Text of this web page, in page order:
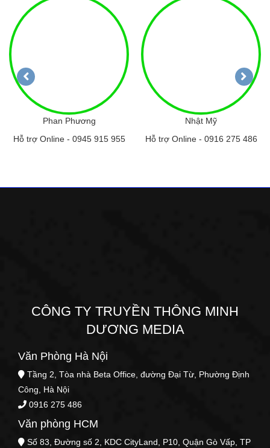
Phan Phương
Hỗ trợ Online - 0945 915 955
Nhật Mỹ
Hỗ trợ Online - 0916 275 486
CÔNG TY TRUYỀN THÔNG MINH
DƯƠNG MEDIA
Văn Phòng Hà Nội
Tầng 2, Tòa nhà Beta Office, đường Đại Từ, Phường Định
Công, Hà Nội
0916 275 486
Văn phòng HCM
Số 83, Đường số 2, KDC CityLand, P10, Quận Gò Vấp, TP